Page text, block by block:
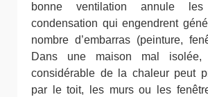
bonne ventilation annule
condensation qui engendrent
nombre d’embarras (peinture,
Dans une maison mal isolée,
considérable de la chaleur peut
par le toit, les murs ou les